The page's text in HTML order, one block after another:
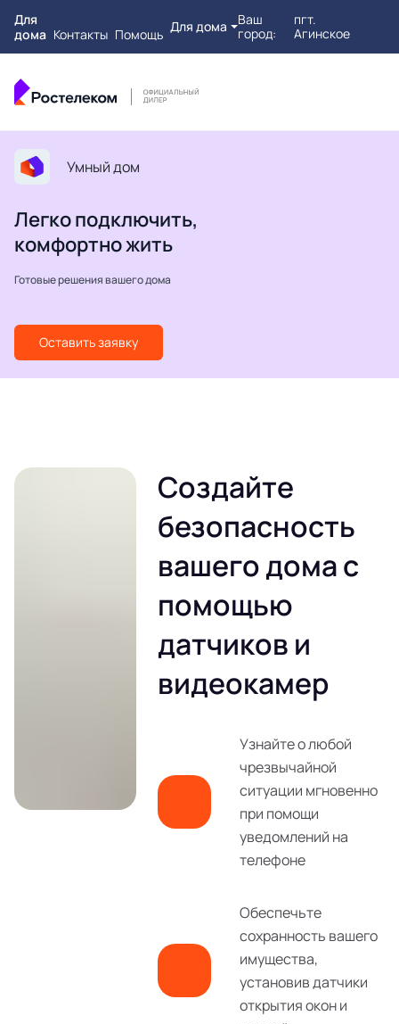
Для
дома Контакты Помощь Для дома
Ваш
город:
пгт.
Агинское
Умный дом
Легко подключить,
комфортно жить
Готовые решения вашего дома
Оставить заявку
Создайте
безопасность
вашего дома с
помощью
датчиков и
видеокамер
Узнайте о любой
чрезвычайной
ситуации мгновенно
при помощи
уведомлений на
телефоне
Обеспечьте
сохранность вашего
имущества,
установив датчики
открытия окон и